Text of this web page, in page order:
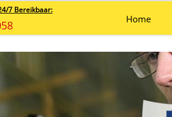
7 Bereikbaar:
Home